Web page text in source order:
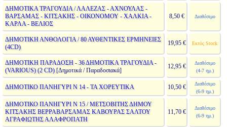
ΔΗΜΟΤΙΚΑ ΤΡΑΓΟΥΔΙΑ / ΛΑΛΕΖΑΣ - ΑΧΝΟΥΛΑΣ -
ΒΑΡΣΑΜΑΣ - ΚΙΤΣΑΚΗΣ - ΟΙΚΟΝΟΜΟΥ - ΧΑΛΚΙΑ -
ΚΑΡΛΑ - ΒΕΛΙΟΣ
8,50 € Διαθέσιμο
ΔΗΜΟΤΙΚΗ ΑΝΘΟΛΟΓΙΑ / 80 ΑΥΘΕΝΤΙΚΕΣ ΕΡΜΗΝΕΙΕΣ
(4CD)
19,95 € Εκτός Stock
ΔΗΜΟΤΙΚΗ ΠΑΡΑΔΟΣΗ - 36 ΔΗΜΟΤΙΚΑ ΤΡΑΓΟΥΔΙΑ -
(VARIOUS) (2 CD)[Δημοτικά / Παραδοσιακά]
12,95 €
Διαθέσιμο
(4-7 ημ.)
ΔΗΜΟΤΙΚΟ ΠΑΝΗΓΥΡΙ Ν 14 - ΤΑ ΧΟΡΕΥΤΙΚΑ 10,50 €
Διαθέσιμο
(6-9 ημ.)
ΔΗΜΟΤΙΚΟ ΠΑΝΗΓΥΡΙ Ν 15 / ΜΕΤΣΟΒΙΤΗΣ ΔΗΜΟΥ
ΚΙΤΣΑΚΗΣ ΒΕΡΡΑΒΑΡΣΑΜΑΣ ΚΑΒΟΥΡΑΣ ΣΑΛΤΟΥ
ΑΓΡΑΦΙΩΤΗΣ ΑΛΑΦΡΟΠΑΤΗ
11,70 €
Διαθέσιμο
(6-9 ημ.)